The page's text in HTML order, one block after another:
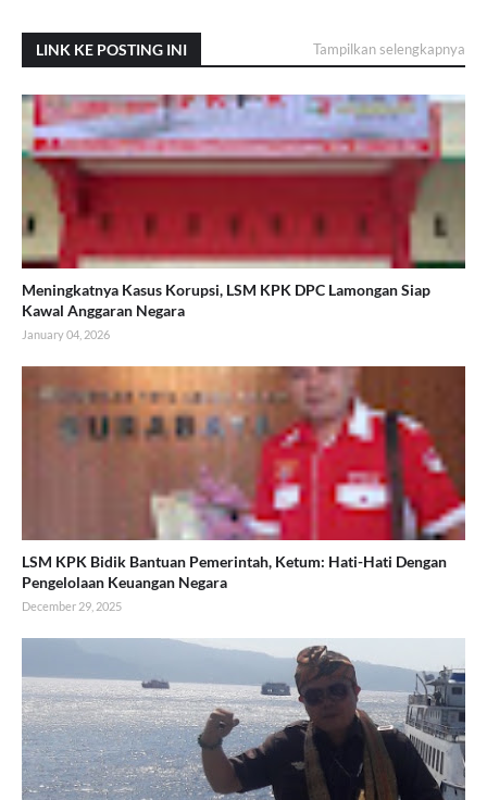
LINK KE POSTING INI Tampilkan selengkapnya
Meningkatnya Kasus Korupsi, LSM KPK DPC Lamongan Siap
Kawal Anggaran Negara
January 04, 2026
LSM KPK Bidik Bantuan Pemerintah, Ketum: Hati-Hati Dengan
Pengelolaan Keuangan Negara
December 29, 2025